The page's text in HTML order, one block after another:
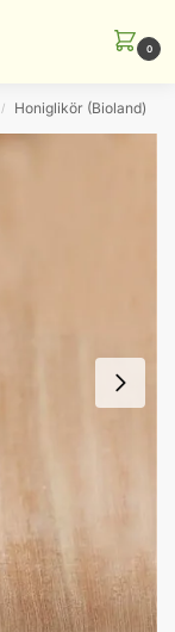
0
/ Honiglikör (Bioland)